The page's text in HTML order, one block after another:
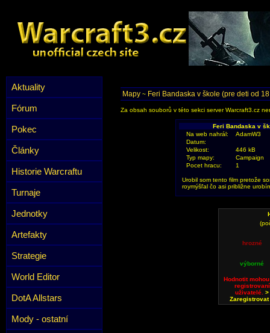
Aktuality
Fórum
Pokec
Články
Historie Warcraftu
Turnaje
Jednotky
Artefakty
Strategie
World Editor
DotA Allstars
Mody - ostatní
Mapy ~ Feri Bandaska v škole (pre deti od
Za obsah souborů v této sekci server Warcraft3.cz
Feri Bandaska v
Na web nahrál:
AdamW3
Datum:
Velikost:
446 kB
Typ mapy:
Campaign
Pocet hracu:
1
Urobil som tento film pretože
roymýšľal čo asi približne
hrozné
výborné
Hodnotit
registrovaní
uživatelé.>
Zaregistrovat